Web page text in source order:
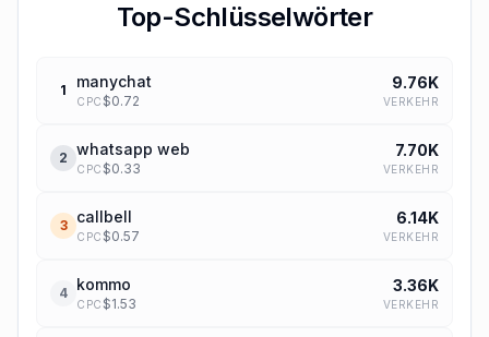
Top-Schlüsselwörter
1 manychat
CPC $0.72
9.76K
VERKEHR
2 whatsapp web
CPC $0.33
7.70K
VERKEHR
3 callbell
CPC $0.57
6.14K
VERKEHR
4 kommo
CPC $1.53
3.36K
VERKEHR